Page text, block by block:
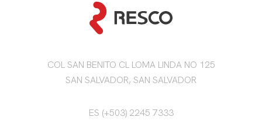
COL SAN BENITO CL LOMA LINDA NO 125
SAN SALVADOR, SAN SALVADOR
ES (+503) 2245 7333